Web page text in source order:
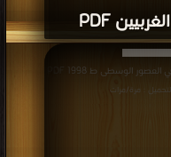
| التحميل : مرة/مرات